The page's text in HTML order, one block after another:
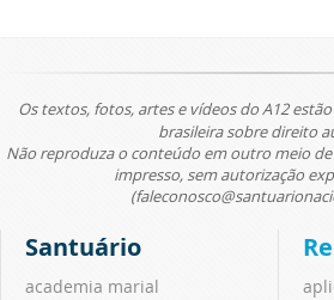
Os textos, fotos, artes e vídeos do A12
brasileira sobre direito
Não reproduza o conteúdo em outro meio
impresso, sem autorização
Santuário
academia marial